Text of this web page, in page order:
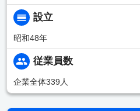
設立
昭和48年
従業員数
企業全体339人